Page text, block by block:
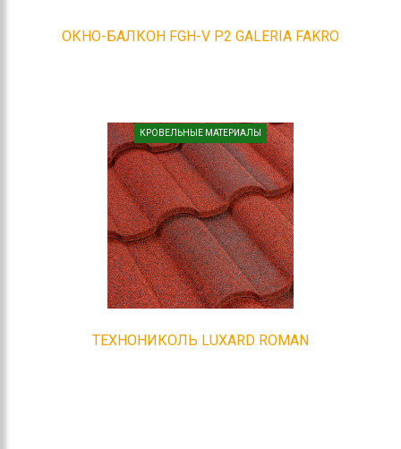
ОКНО-БАЛКОН FGH-V P2 GALERIA FAKRO
КРОВЕЛЬНЫЕ МАТЕРИАЛЫ
ТЕХНОНИКОЛЬ LUXARD ROMAN